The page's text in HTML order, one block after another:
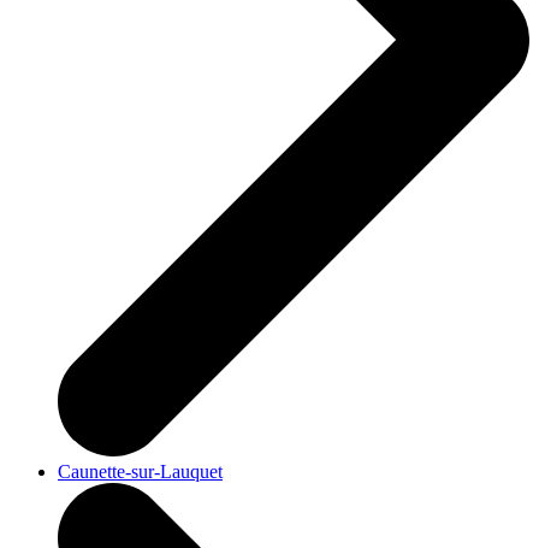
Caunette-sur-Lauquet